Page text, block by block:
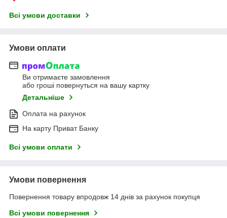
Всі умови доставки
Умови оплати
Ви отримаєте замовлення
або гроші повернуться на вашу картку
Детальніше
Оплата на рахунок
На карту Приват Банку
Всі умови оплати
Умови повернення
Повернення товару впродовж 14 днів за рахунок покупця
Всі умови повернення